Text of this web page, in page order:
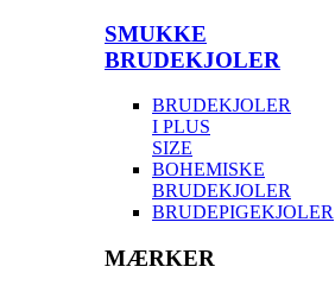
SMUKKE
BRUDEKJOLER
BRUDEKJOLER
I PLUS
SIZE
BOHEMISKE
BRUDEKJOLER
BRUDEPIGEKJOLER
MÆRKER